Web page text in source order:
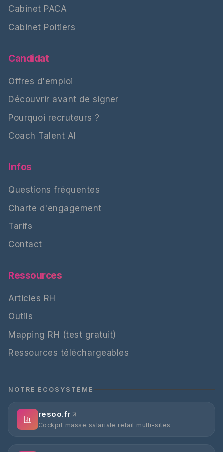
Cabinet PACA
Cabinet Poitiers
Candidat
Offres d'emploi
Découvrir avant de signer
Pourquoi recruteurs ?
Coach Talent AI
Infos
Questions fréquentes
Charte d'engagement
Tarifs
Contact
Ressources
Articles RH
Outils
Mapping RH (test gratuit)
Ressources téléchargeables
NOTRE ÉCOSYSTÈME
resoo.fr
Cockpit masse salariale retail multi-sites